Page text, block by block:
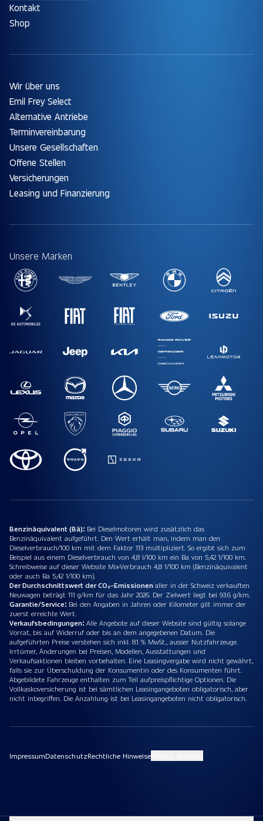
Kontakt
Shop
Wir über uns
Emil Frey Select
Alternative Antriebe
Terminvereinbarung
Unsere Gesellschaften
Offene Stellen
Versicherungen
Leasing und Finanzierung
Unsere Marken
Benzinäquivalent (Bä): Bei Dieselmotoren wird zusätzlich das
Benzinäquivalent aufgeführt. Den Wert erhält man, indem man den
Dieselverbrauch/100 km mit dem Faktor 113 multipliziert. So ergibt sich zum
Beispiel aus einem Dieselverbrauch von 4,8 l/100 km ein Ba von 5,42 1/100 km.
Schreibweise auf dieser Website Mix-Verbrauch 4,8 1/100 km (Benzinäquivalent
oder auch Ba 5,42 1/100 km).
Der Durchschnittswert der CO₂-Emissionenaller in der Schweiz verkauften
Neuwagen beträgt 111 g/km für das Jahr 2026. Der Zielwert liegt bei 93.6 g/km.
Garantie/Service: Bei den Angaben in Jahren oder Kilometer gilt immer der
zuerst erreichte Wert.
Verkaufsbedingungen: Alle Angebote auf dieser Website sind gültig solange
Vorrat, bis auf Widerruf oder bis an dem angegebenen Datum. Die
aufgeführten Preise verstehen sich inkl. 8.1 % MwSt., ausser Nutzfahrzeuge.
Irrtümer, Änderungen bei Preisen, Modellen, Ausstattungen und
Verkaufsaktionen bleiben vorbehalten. Eine Leasingvergabe wird nicht gewährt,
falls sie zur Überschuldung der Konsumentin oder des Konsumenten führt.
Abgebildete Fahrzeuge enthalten zum Teil aufpreispflichtige Optionen. Die
Vollkaskoversicherung ist bei sämtlichen Leasingangeboten obligatorisch, aber
nicht inbegriffen. Die Anzahlung ist bei Leasingangeboten nicht obligatorisch.
ImpressumDatenschutzRechtliche Hinweise